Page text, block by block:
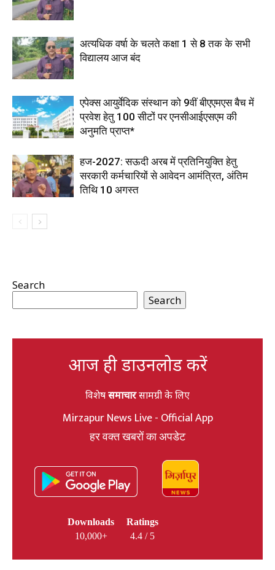
अत्यधिक वर्षा के चलते कक्षा 1 से 8 तक के सभी
विद्यालय आज बंद
एपेक्स आयुर्वेदिक संस्थान को 9वीं बीएएमएस बैच में
प्रवेश हेतु 100 सीटों पर एनसीआईएसएम की
अनुमति प्राप्त*
हज-2027: सऊदी अरब में प्रतिनियुक्ति हेतु
सरकारी कर्मचारियों से आवेदन आमंत्रित, अंतिम
तिथि 10 अगस्त
Search
Search
आज ही डाउनलोड करें
विशेषसमाचारसामग्री के लिए
Mirzapur News Live - Official App
हर वक्त खबरों का अपडेट
Downloads
10,000+
Ratings
4.4 / 5